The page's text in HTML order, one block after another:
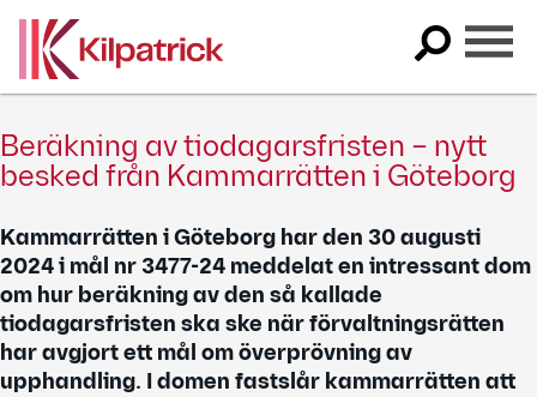
content
Etikett:#toplarge
Beräkning av tiodagarsfristen – nytt
besked från Kammarrätten i Göteborg
Kammarrätten i Göteborg har den 30 augusti
2024 i mål nr 3477-24 meddelat en intressant dom
om hur beräkning av den så kallade
tiodagarsfristen ska ske när förvaltningsrätten
har avgjort ett mål om överprövning av
upphandling. I domen fastslår kammarrätten att